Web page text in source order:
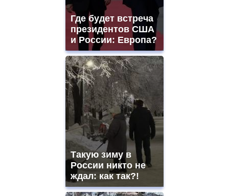
Где будет встреча
президентов США
и России: Европа?
Такую зиму в
России никто не
ждал: как так?!